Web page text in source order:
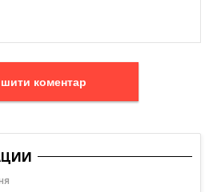
Залишити коментар